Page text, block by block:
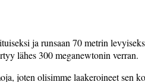
ja runsaan 70 metrin
lähes 300 meganewtonin verran.
joten olisimme laakeroineet sen